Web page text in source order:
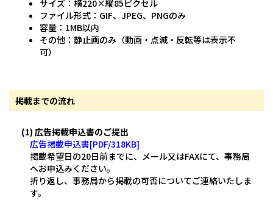
サイズ：横220×縦85ピクセル
ファイル形式：GIF、JPEG、PNGのみ
容量：1MB以内
その他：静止画のみ（動画・点滅・反転等は表示不
可）
掲載までの流れ
(1) 広告掲載申込書のご提出
広告掲載申込書[PDF/318KB]
掲載希望日の20日前までに、メール又はFAXにて、事務局
へお申込みください。
折り返し、事務局から掲載の可否についてご連絡いたしま
す。